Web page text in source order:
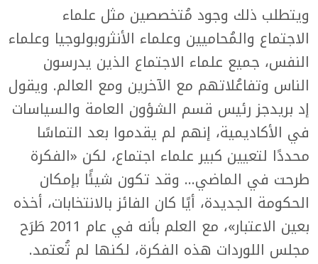
ويتطلب ذلك وجود مُتخصصين مثل علماء
الاجتماع والمُحاميين وعلماء الأنثروبولوجيا وعلماء
النفس، جميع علماء الاجتماع الذين يدرسون
الناس وتفاعُلاتهم مع الآخرين ومع العالم. ويقول
إد بريدجز رئيس قسم الشؤون العامة والسياسات
في الأكاديمية، إنهم لم يقدموا بعد التماسًا
محددًا لتعيين كبير علماء اجتماع، لكن «الفكرة
طرحت في الماضي... وقد تكون شيئًا بإمكان
الحكومة الجديدة، أيًا كان الفائز بالانتخابات، أخذه
بعين الاعتبار»، مع العلم بأنه في عام 2011 طَرَح
مجلس اللوردات هذه الفكرة، لكنها لم تُعتمد.